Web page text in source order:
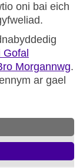
oni bai eich
Morgannwg.
ar gael